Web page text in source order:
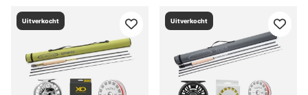
Uitverkocht Uitverkocht